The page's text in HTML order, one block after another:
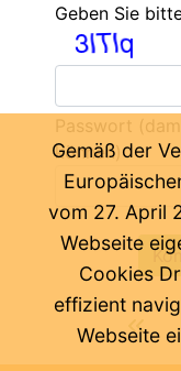
Geben Sie
Passwort
können)
Gemäß der
vom 27. April
Webseite
Cookies
effizient
Webseite